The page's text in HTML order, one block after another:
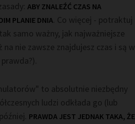
ABY ZNALEŹĆ CZAS NA
PLANIE DNIA . Co więcej - potraktuj
samo ważny, jak najważniejsze
nie zawsze znajdujesz czas i są w
to absolutnie niezbędny
ludzi odkłada go (lub
PRAWDA JEST JEDNAK TAKA, ŻE